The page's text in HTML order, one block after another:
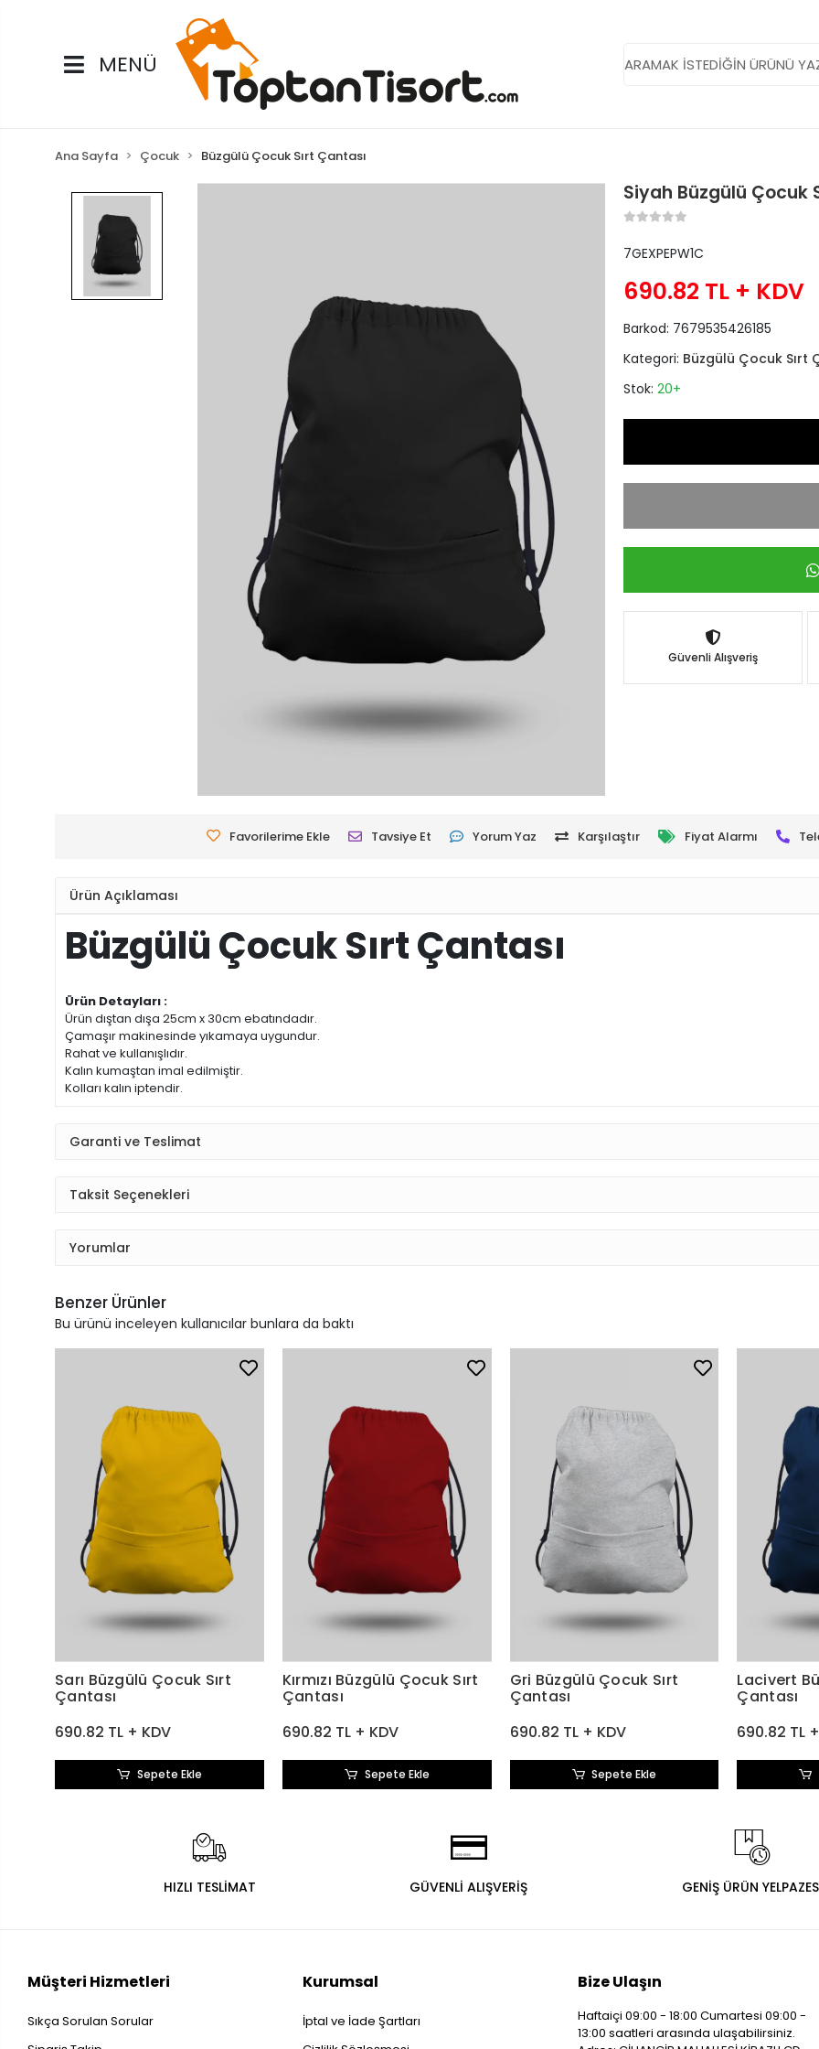
MENÜ
Ana Sayfa Çocuk Büzgülü Çocuk Sırt Çantası
Siyah Büzgülü Çocuk
7GEXPEPW1C
690.82 TL + KDV
Barkod: 7679535426185
Kategori: Büzgülü Çocuk Sırt
Stok: 20+
Güvenli Alışveriş
Favorilerime Ekle Tavsiye Et Yorum Yaz Karşılaştır Fiyat Alarmı
Ürün Açıklaması
Büzgülü Çocuk Sırt Çantası
Ürün Detayları :
Ürün dıştan dışa 25cm x 30cm ebatındadır.
Çamaşır makinesinde yıkamaya uygundur.
Rahat ve kullanışlıdır.
Kalın kumaştan imal edilmiştir.
Kolları kalın iptendir.
Garanti ve Teslimat
Taksit Seçenekleri
Yorumlar
Benzer Ürünler
Bu ürünü inceleyen kullanıcılar bunlara da baktı
Sarı Büzgülü Çocuk Sırt
Çantası
690.82 TL + KDV
Sepete Ekle
Kırmızı Büzgülü Çocuk Sırt
Çantası
690.82 TL + KDV
Sepete Ekle
Gri Büzgülü Çocuk Sırt
Çantası
690.82 TL + KDV
Sepete Ekle
Lacivert
Çantası
690.82 TL
HIZLI TESLİMAT GÜVENLİ ALIŞVERİŞ GENİŞ ÜRÜN
Müşteri Hizmetleri
Sıkça Sorulan Sorular
Kurumsal
İptal ve İade Şartları
Bize Ulaşın
Haftaiçi 09:00 - 18:00 Cumartesi 09:00 -
13:00 saatleri arasında ulaşabilirsiniz.